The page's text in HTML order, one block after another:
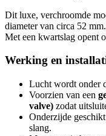
Dit luxe, verchroomde
diameter van circa 52 mm.
Met een kwartslag opent
Werking en
Lucht wordt onder
Voorzien van een
valve) zodat
Onderzijde
slang.